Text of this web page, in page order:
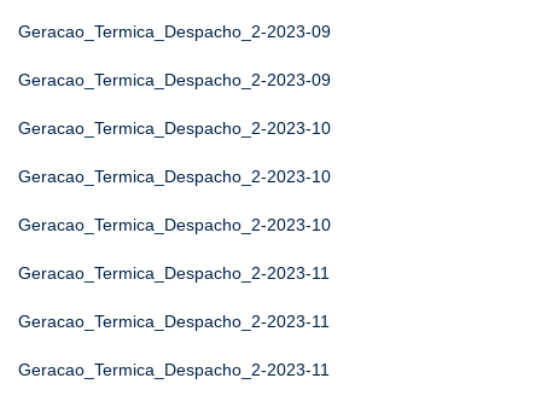
Geracao_Termica_Despacho_2-2023-09
Geracao_Termica_Despacho_2-2023-09
Geracao_Termica_Despacho_2-2023-10
Geracao_Termica_Despacho_2-2023-10
Geracao_Termica_Despacho_2-2023-10
Geracao_Termica_Despacho_2-2023-11
Geracao_Termica_Despacho_2-2023-11
Geracao_Termica_Despacho_2-2023-11